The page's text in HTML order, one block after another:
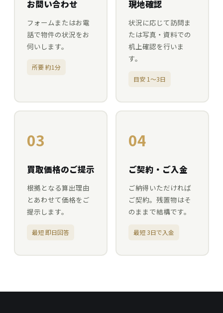
お問い合わせ
フォームまたはお電
話で物件の状況をお
伺いします。
所要 約1分
現地確認
状況に応じて訪問ま
たは写真・資料での
机上確認を行いま
す。
目安 1〜3日
03
買取価格のご提示
根拠となる算出理由
とあわせて価格をご
提示します。
最短 即日回答
04
ご契約・ご入金
ご納得いただければ
ご契約。残置物はそ
のままで結構です。
最短 3日で入金